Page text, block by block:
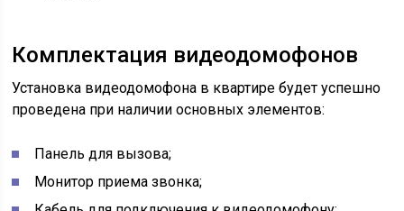
Комплектация видеодомофонов
Установка видеодомофона в квартире будет успешно
проведена при наличии основных элементов:
Панель для вызова;
Монитор приема звонка;